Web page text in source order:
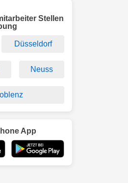
Stellen
Düsseldorf
Neuss
App